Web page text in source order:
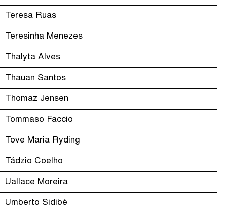
Teresa Ruas
Teresinha Menezes
Thalyta Alves
Thauan Santos
Thomaz Jensen
Tommaso Faccio
Tove Maria Ryding
Tádzio Coelho
Uallace Moreira
Umberto Sidibé